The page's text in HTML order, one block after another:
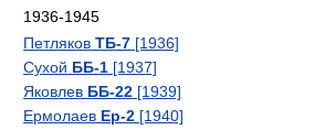
1936-1945
Петляков ТБ-7 [1936]
Сухой ББ-1 [1937]
Яковлев ББ-22 [1939]
Ермолаев Ер-2 [1940]